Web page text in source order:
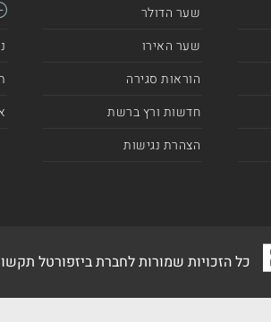
שער הדולר
שער האירו
הוראות סגירה
חדשות ורץ ברשת
הצהרת נגישות
כל הזכויות שמורות לחברת ביזפורטל